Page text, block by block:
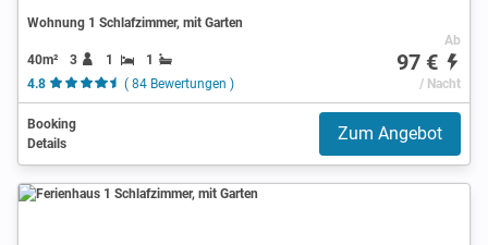
Wohnung 1 Schlafzimmer, mit Garten
40m² 3 1
1
4.8
( 84 Bewertungen )
Ab
97 €
/ Nacht
Booking
Details
Zum Angebot